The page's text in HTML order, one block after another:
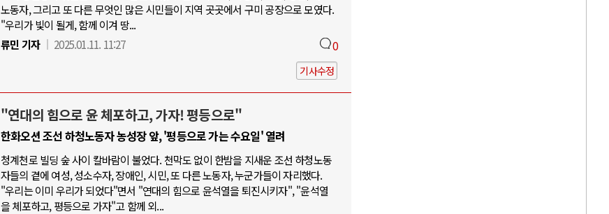
노동자, 그리고 또 다른 무엇인 많은 시민들이 지역 곳곳에서 구미 공장으로 모였다.
"우리가 빛이 될게, 함께 이겨 땅...
류민 기자
2025.01.11. 11:27 0
기사수정
"연대의 힘으로 윤 체포하고, 가자! 평등으로"
한화오션 조선 하청노동자 농성장 앞, '평등으로 가는 수요일' 열려
청계천로 빌딩 숲 사이 칼바람이 불었다. 천막도 없이 한밤을 지새운 조선 하청노동
자들의 곁에 여성, 성소수자, 장애인, 시민, 또 다른 노동자, 누군가들이 자리했다.
"우리는 이미 우리가 되었다"면서 "연대의 힘으로 윤석열을 퇴진시키자", "윤석열
을 체포하고, 평등으로 가자"고 함께 외...